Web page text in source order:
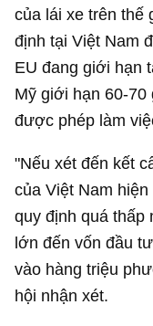
của lái xe trên thế
định tại Việt Nam
EU đang giới hạn
Mỹ giới hạn 60-
được phép làm
"Nếu xét đến kết
của Việt Nam
quy định quá thấp
lớn đến vốn đầu
vào hàng triệu
hội nhận xét.